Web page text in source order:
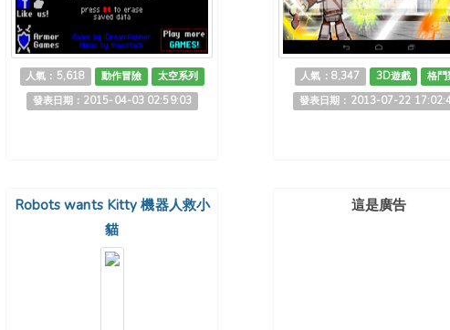
人氣：5,618 動作冒險
太空系列
發表日期：2015-04-03 02:59:03
人氣：8,347 3D遊戲
格鬥
發表日期：2013-07-22
Robots wants Kitty 機器人救小
貓
這是廣告